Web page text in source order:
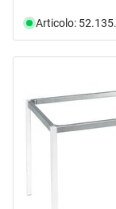
Articolo: